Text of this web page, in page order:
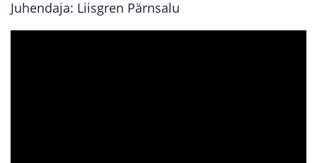
Juhendaja: Liisgren Pärnsalu